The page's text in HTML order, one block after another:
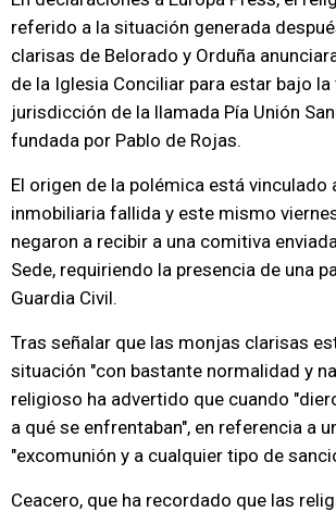
referido a la situación generada
clarisas de Belorado y Orduña
de la Iglesia Conciliar para estar bajo la
jurisdicción de la llamada Pía Unión
fundada por Pablo de Rojas.
El origen de la polémica está vinculado
inmobiliaria fallida y este mismo
negaron a recibir a una comitiva
Sede, requiriendo la presencia de una
Guardia Civil.
Tras señalar que las monjas clarisas
situación "con bastante normalidad y
religioso ha advertido que cuando
a qué se enfrentaban", en referencia a
"excomunión y a cualquier tipo de
Ceacero, que ha recordado que las